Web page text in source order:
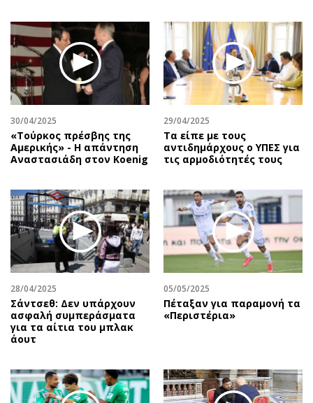
30/04/2025
«Τούρκος πρέσβης της
Αμερικής» - Η απάντηση
Αναστασιάδη στον Koenig
29/04/2025
Τα είπε με τους
αντιδημάρχους ο ΥΠΕΣ για
τις αρμοδιότητές τους
28/04/2025
Σάντσεθ: Δεν υπάρχουν
ασφαλή συμπεράσματα
για τα αίτια του μπλακ
άουτ
05/05/2025
Πέταξαν για παραμονή τα
«Περιστέρια»